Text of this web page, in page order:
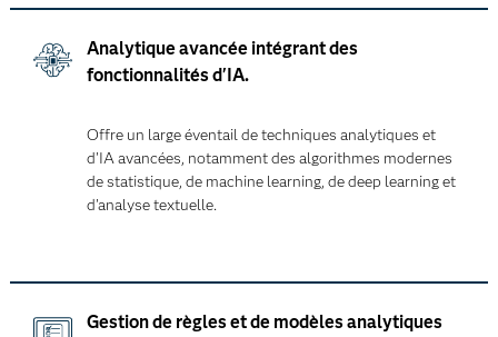
Analytique avancée intégrant des
fonctionnalités d'IA.
Offre un large éventail de techniques analytiques et
d'IA avancées, notamment des algorithmes modernes
de statistique, de machine learning, de deep learning et
d'analyse textuelle.
Gestion de règles et de modèles analytiques